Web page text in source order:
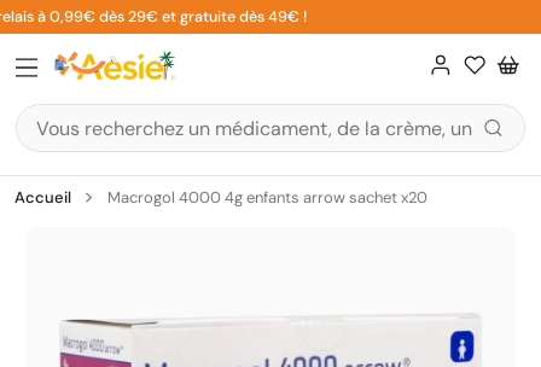
Aller
au
contenu
à 0,99€ dès 29€ et gratuite dès 49€ !
Accueil Macrogol 4000 4g enfants arrow sachet x20